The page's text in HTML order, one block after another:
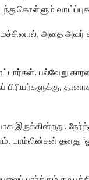
அதை அவர்
பல்வேறு
இருக்கின்றது.
தனது